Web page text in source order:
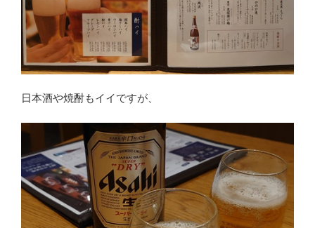
日本酒や焼酎もイイですが、